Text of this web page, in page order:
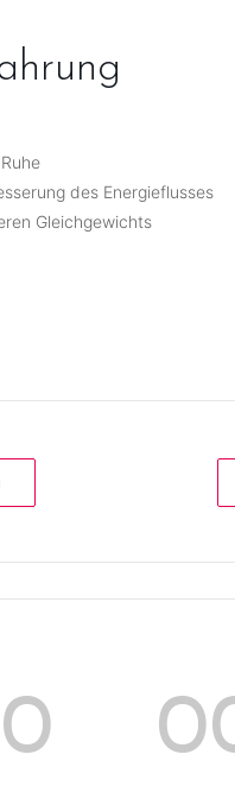
des Energieflusses
Gleichgewichts